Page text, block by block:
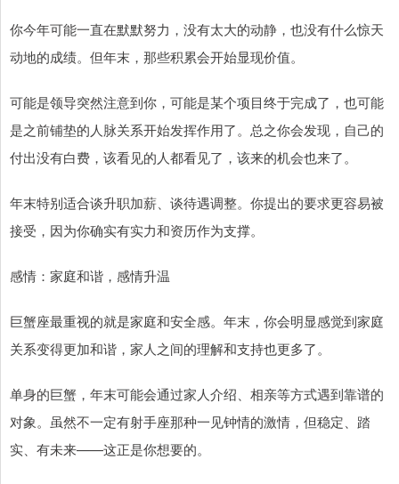
你今年可能一直在默默努力，没有太大的动静，也没有什么惊天
动地的成绩。但年末，那些积累会开始显现价值。
可能是领导突然注意到你，可能是某个项目终于完成了，也可能
是之前铺垫的人脉关系开始发挥作用了。总之你会发现，自己的
付出没有白费，该看见的人都看见了，该来的机会也来了。
年末特别适合谈升职加薪、谈待遇调整。你提出的要求更容易被
接受，因为你确实有实力和资历作为支撑。
感情：家庭和谐，感情升温
巨蟹座最重视的就是家庭和安全感。年末，你会明显感觉到家庭
关系变得更加和谐，家人之间的理解和支持也更多了。
单身的巨蟹，年末可能会通过家人介绍、相亲等方式遇到靠谱的
对象。虽然不一定有射手座那种一见钟情的激情，但稳定、踏
实、有未来——这正是你想要的。